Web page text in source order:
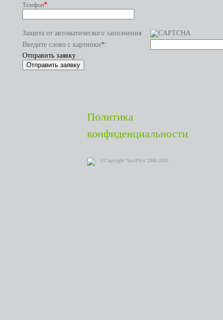
Телефон*
Защита от автоматического заполнения
Введите слово с картинки*:
Отправить заявку
Политика
конфиденциальности
©Copyright NaviPilot 2006-2026